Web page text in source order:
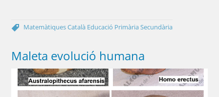
MatemàtiquesCatalà Educació PrimàriaSecundària
Maleta evolució humana